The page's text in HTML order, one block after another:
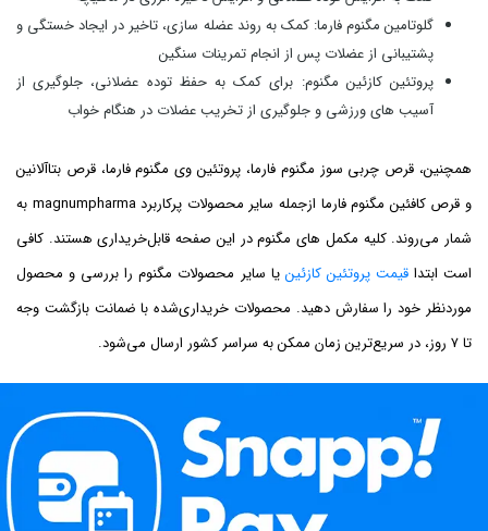
گلوتامین مگنوم فارما: کمک به روند عضله سازی، تاخیر در ایجاد خستگی و
پشتیبانی از عضلات پس از انجام تمرینات سنگین
پروتئین کازئین مگنوم: برای کمک به حفظ توده عضلانی، جلوگیری از
آسیب‌ های ورزشی و جلوگیری از تخریب عضلات در هنگام خواب
همچنین، قرص چربی سوز مگنوم فارما، پروتئین وی مگنوم فارما، قرص بتاآلانین
و قرص کافئین مگنوم فارما ازجمله سایر محصولات پرکاربرد magnumpharma به
شمار می‌روند. کلیه مکمل های مگنوم در این صفحه قابل‌خریداری هستند. کافی
است ابتداقیمت پروتئین کازئینیا سایر محصولات مگنوم را بررسی و محصول
موردنظر خود را سفارش دهید. محصولات خریداری‌شده با ضمانت بازگشت وجه
تا ۷ روز، در سریع‌ترین زمان ممکن به سراسر کشور ارسال می‌شود.